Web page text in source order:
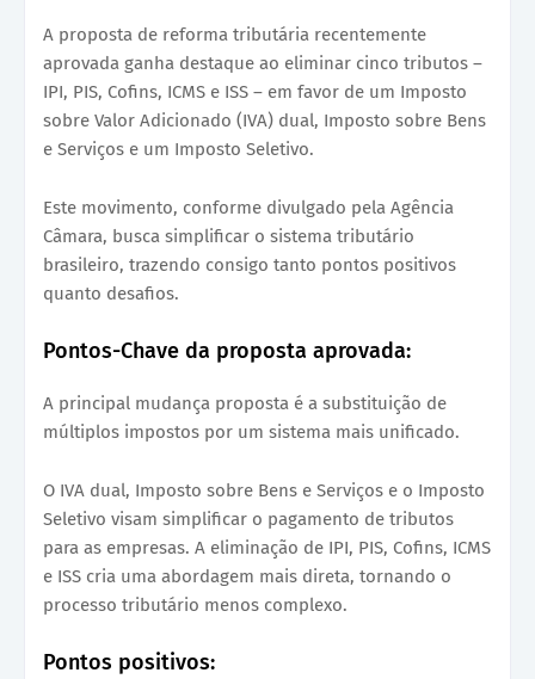
A proposta de reforma tributária recentemente
aprovada ganha destaque ao eliminar cinco tributos –
IPI, PIS, Cofins, ICMS e ISS – em favor de um Imposto
sobre Valor Adicionado (IVA) dual, Imposto sobre Bens
e Serviços e um Imposto Seletivo.
Este movimento, conforme divulgado pela Agência
Câmara, busca simplificar o sistema tributário
brasileiro, trazendo consigo tanto pontos positivos
quanto desafios.
Pontos-Chave da proposta aprovada:
A principal mudança proposta é a substituição de
múltiplos impostos por um sistema mais unificado.
O IVA dual, Imposto sobre Bens e Serviços e o Imposto
Seletivo visam simplificar o pagamento de tributos
para as empresas. A eliminação de IPI, PIS, Cofins, ICMS
e ISS cria uma abordagem mais direta, tornando o
processo tributário menos complexo.
Pontos positivos: